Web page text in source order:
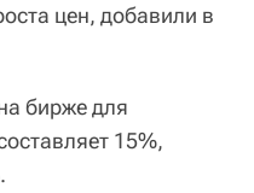
цен, добавили в
бирже для
15%,